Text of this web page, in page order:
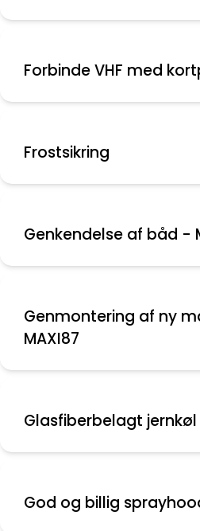
Forbinde VHF med
Frostsikring
Genkendelse af båd -
Genmontering af ny
MAXI87
Glasfiberbelagt jernkøl
God og billig